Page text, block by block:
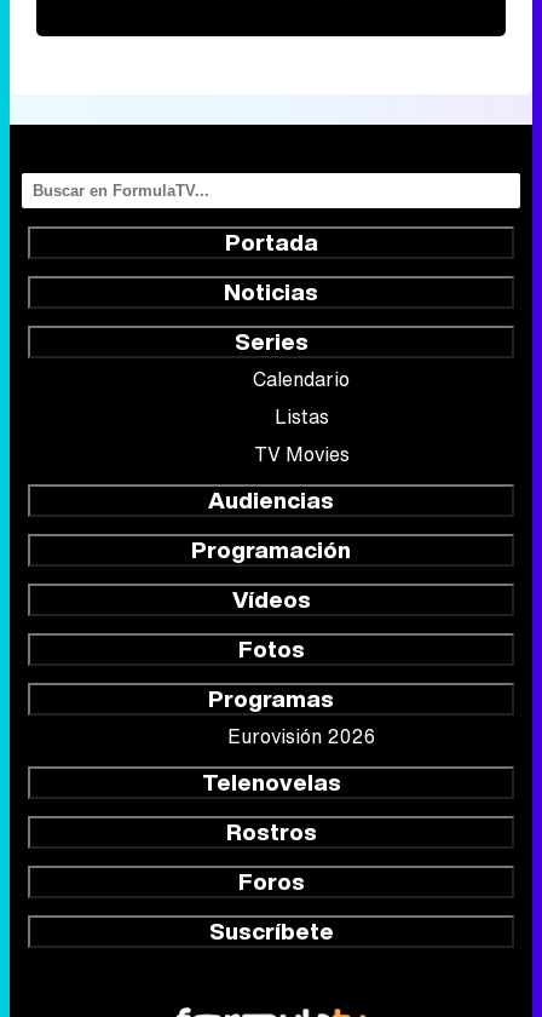
Portada
Noticias
Series
Calendario
Listas
TV Movies
Audiencias
Programación
Vídeos
Fotos
Programas
Eurovisión 2026
Telenovelas
Rostros
Foros
Suscríbete